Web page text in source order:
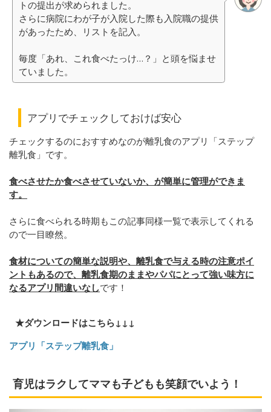
トの提出が求められました。
さらに病院にわが子が入院した際も入院職の提供
があったため、リストを記入。
毎度「あれ、これ食べたっけ…？」と頭を悩ませ
ていました。
アプリでチェックしておけば安心
チェックするのにおすすめなのが離乳食のアプリ「ステップ
離乳食」です。
食べさせたか食べさせていないか、が簡単に管理ができま
す。
さらに食べられる時期もこの記事同様一覧で表示してくれる
ので一目瞭然。
食材についての簡単な説明や、離乳食で与える時の注意ポイ
ントもあるので、離乳食期のままやパパにとって強い味方に
なるアプリ間違いなしです！
★ダウンロードはこちら↓↓↓
アプリ「ステップ離乳食」
育児はラクしてママも子どもも笑顔でいよう！